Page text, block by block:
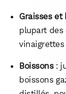
Graisses et
plupart des
Boissons:
boissons